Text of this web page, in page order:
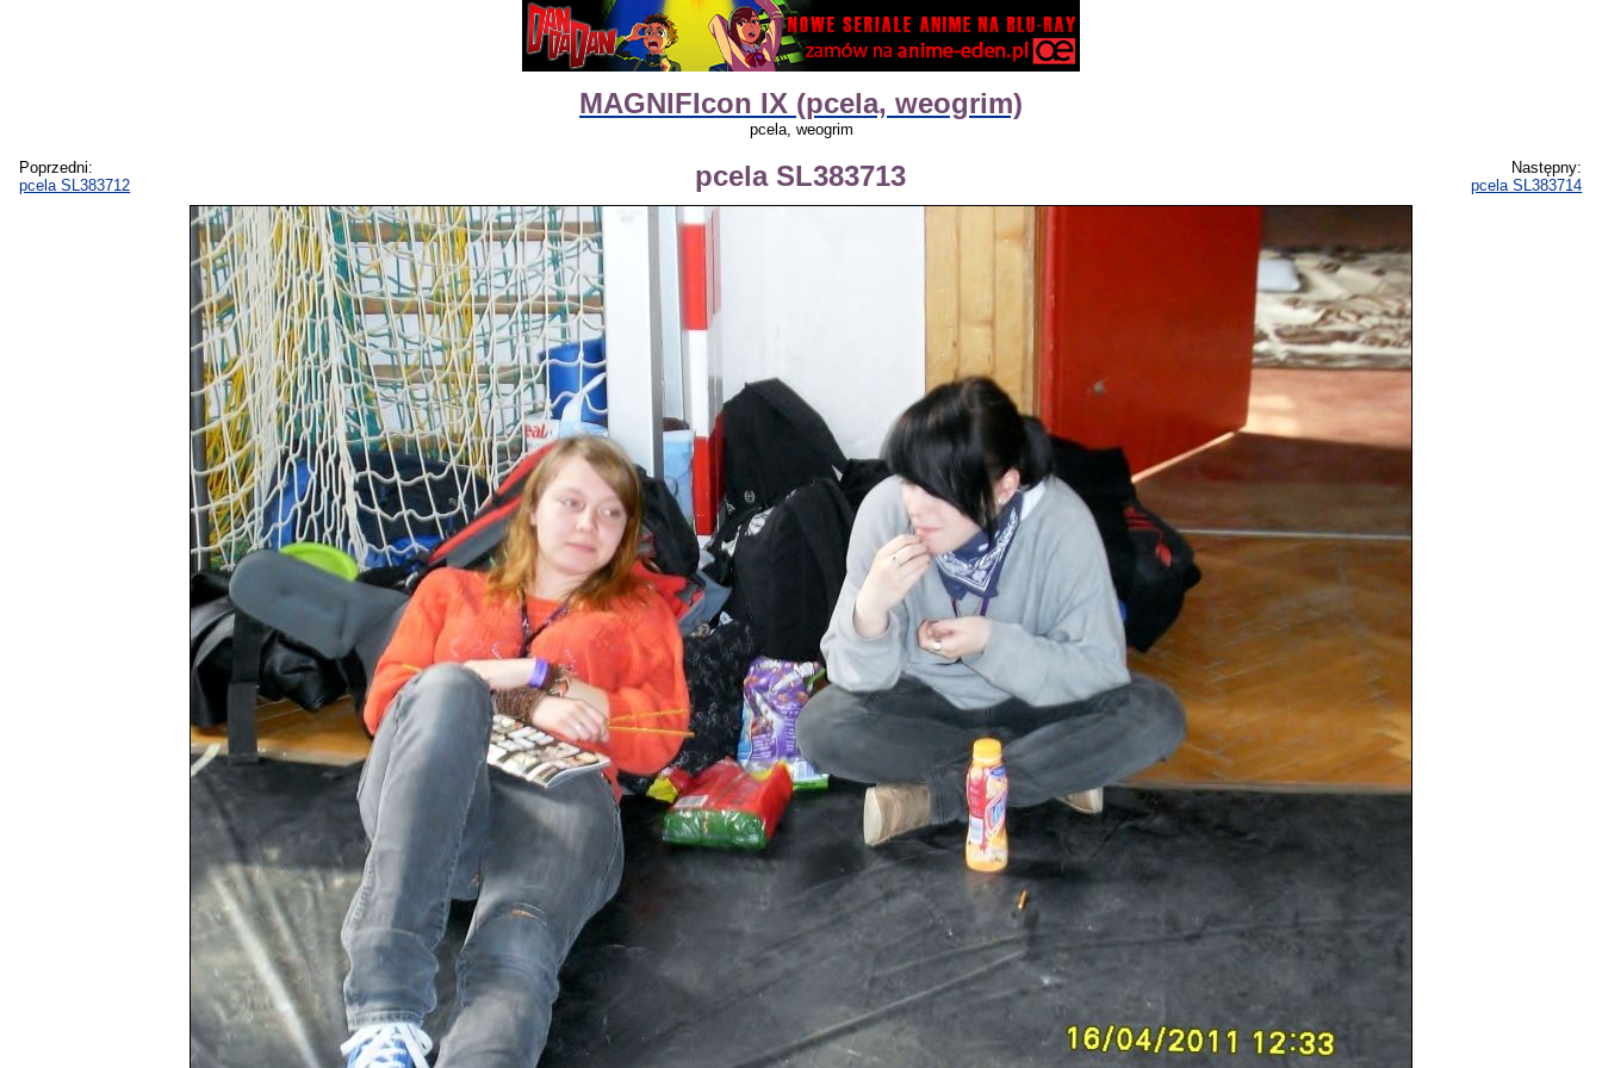
MAGNIFIcon IX (pcela, weogrim)
pcela, weogrim
Poprzedni:
pcela SL383712
pcela SL383713
Następny:
pcela SL383714